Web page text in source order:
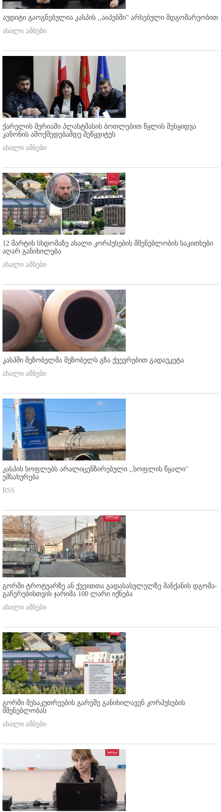
აუდიტი გაოგნებულია კასპის ,,აიპებში'' არსებული მდგომარეობით
ახალი ამბები
ქარელის მერიაში პლასტმასის ბოთლებით წყლის შესყიდვა
კანონის ამოქმედებამდე შეწყვიტეს
ახალი ამბები
12 მარტის სხდომაზე ახალი კორპუსების მშენებლობის საკითხები
აღარ განიხილება
ახალი ამბები
კასპში მეზობელმა მეზობელს გზა ქვევრებით გადაუკეტა
ახალი ამბები
კასპის სოფლებს არალიცენზირებული ,,სოფლის წყალი"
ემსახურება
RSS
გორში ტროტუარზე ან ქვეითთა გადასასვლელზე მანქანის დგომა-
გაჩერებისთვის ჯარიმა 100 ლარი იქნება
ახალი ამბები
გორში მესაკუთრეების გარეშე განიხილავენ კორპუსების
მშენებლობას
ახალი ამბები